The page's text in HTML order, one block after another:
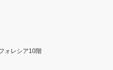
ォレシア10階